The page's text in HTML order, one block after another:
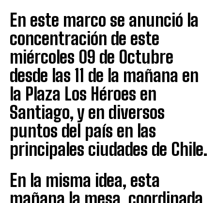
En este marco se anunció la
concentración de este
miércoles 09 de Octubre
desde las 11 de la mañana en
la Plaza Los Héroes en
Santiago, y en diversos
puntos del país en las
principales ciudades de Chile.
En la misma idea, esta
mañana la mesa, coordinada